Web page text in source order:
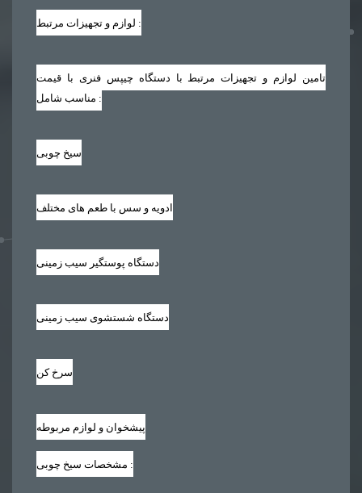
لوازم و تجهیزات مرتبط :
تامین لوازم و تجهیزات مرتبط با دستگاه چیپس فنری با قیمت
مناسب شامل :
سیخ چوبی
ادویه و سس با طعم های مختلف
دستگاه پوستگیر سیب زمینی
دستگاه شستشوی سیب زمینی
سرخ کن
پیشخوان و لوازم مربوطه
مشخصات سیخ چوبی :